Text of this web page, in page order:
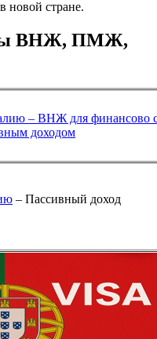
новой стране.
ВНЖ, ПМЖ,
– Пассивный доход